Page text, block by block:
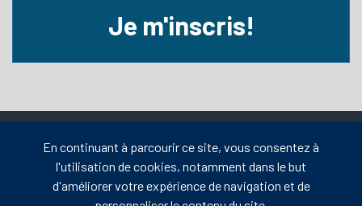
Je m'inscris!
19 rue Le Royer Ouest, bureau 101
En continuant à parcourir ce site, vous consentez à
l'utilisation de cookies, notamment dans le but
d'améliorer votre expérience de navigation et de